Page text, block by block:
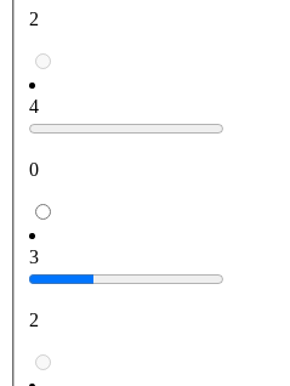
2
4
0
3
2